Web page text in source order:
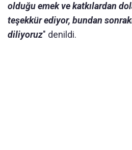
olduğu emek ve katkılardan
teşekkür ediyor, bundan
diliyoruz" denildi.